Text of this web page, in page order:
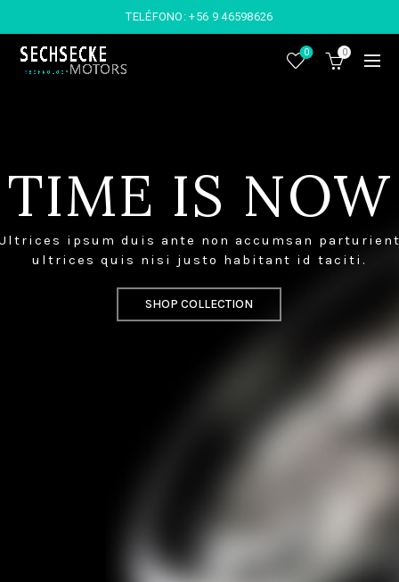
TELÉFONO:+56 9 46598626
0 0
TIME IS NOW
ipsum duis ante non accumsan
ultrices quis nisi justo habitant id taciti.
SHOP COLLECTION